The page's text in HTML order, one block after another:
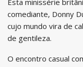
comediante, Donny
cujo mundo vira de
de gentileza.
O encontro casual